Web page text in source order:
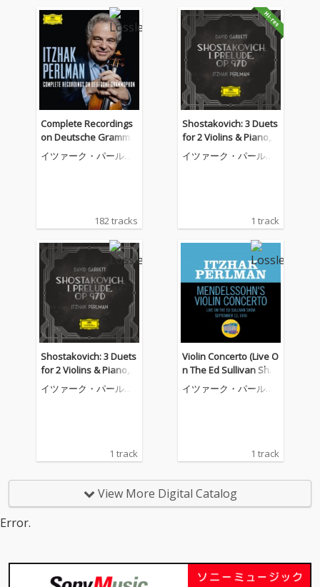
Complete Recordings
on Deutsche Grammo
phon & Decca
イツァーク・パールマ
182 tracks
Shostakovich: 3 Duets
for 2 Violins & Piano,
Op. 97d: I. Prelude (Ve
rsion for 2 Violins and
イツァーク・パールマ
1 track
Shostakovich: 3 Duets
for 2 Violins & Piano,
Op. 97d: I. Prelude (Ve
rsion for 2 Violins and
イツァーク・パールマ
1 track
Violin Concerto (Live O
n The Ed Sullivan Sho
w, September 13, 195
9)
イツァーク・パールマ
1 track
View More Digital Catalog
Error.